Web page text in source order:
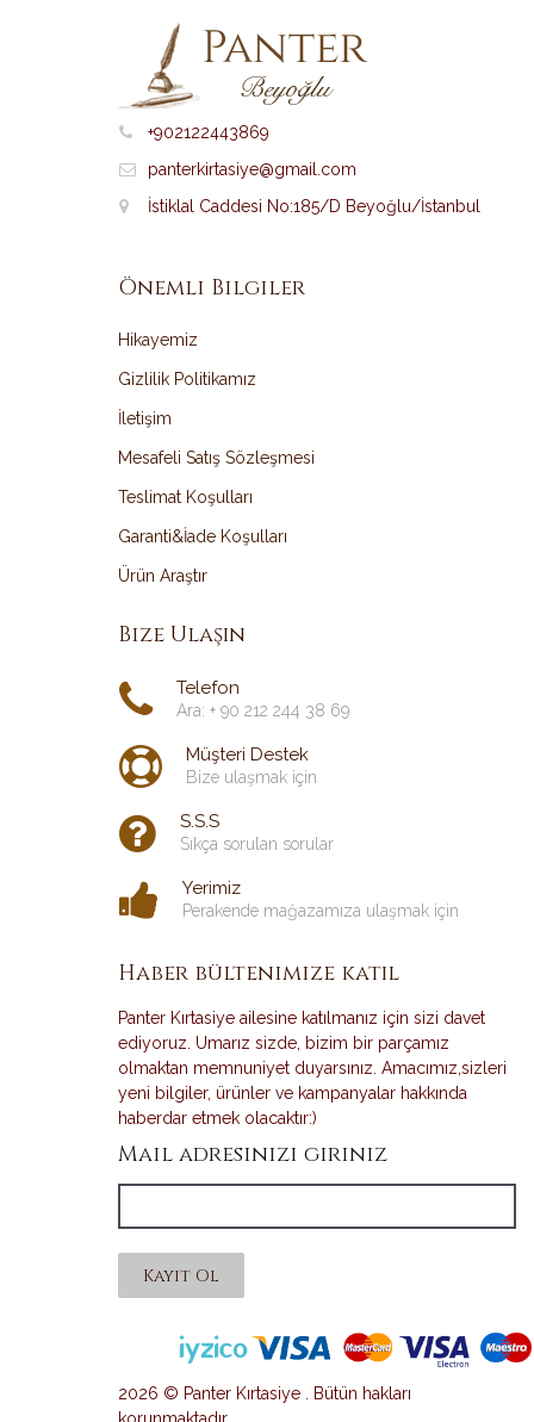
+902122443869
panterkirtasiye@gmail.com
İstiklal Caddesi No:185/D Beyoğlu/İstanbul
Önemli Bilgiler
Hikayemiz
Gizlilik Politikamız
İletişim
Mesafeli Satış Sözleşmesi
Teslimat Koşulları
Garanti&İade Koşulları
Ürün Araştır
Bize Ulaşın
Telefon
Ara: + 90 212 244 38 69
Müşteri Destek
Bize ulaşmak için
S.S.S
Sıkça sorulan sorular
Yerimiz
Perakende mağazamıza ulaşmak için
Haber bültenimize katıl
Panter Kırtasiye ailesine katılmanız için sizi davet
ediyoruz. Umarız sizde, bizim bir parçamız
olmaktan memnuniyet duyarsınız. Amacımız,sizleri
yeni bilgiler, ürünler ve kampanyalar hakkında
haberdar etmek olacaktır:)
Mail adresinizi giriniz
Kayıt Ol
2026 © Panter Kırtasiye . Bütün hakları